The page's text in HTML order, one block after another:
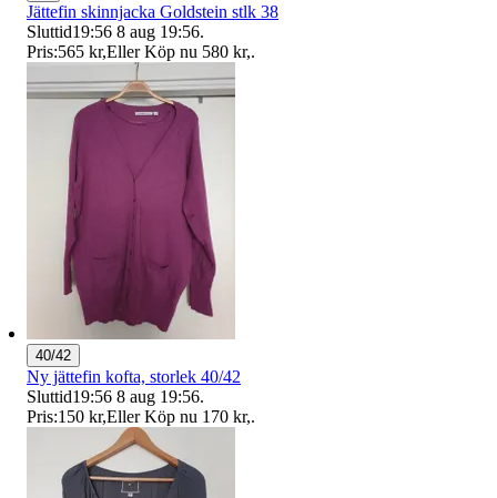
Jättefin skinnjacka Goldstein stlk 38
Sluttid19:56 8 aug 19:56.
Pris:565 kr,Eller Köp nu 580 kr,.
40/42
Ny jättefin kofta, storlek 40/42
Sluttid19:56 8 aug 19:56.
Pris:150 kr,Eller Köp nu 170 kr,.